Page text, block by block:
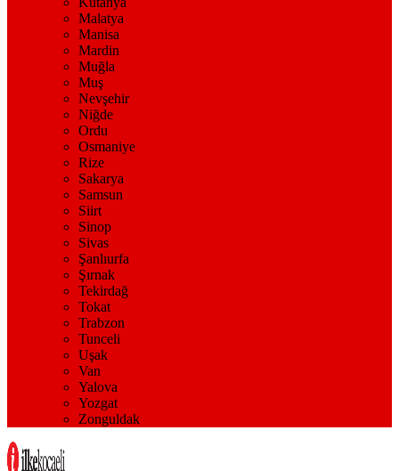
Malatya
Manisa
Mardin
Muğla
Muş
Nevşehir
Niğde
Ordu
Osmaniye
Rize
Sakarya
Samsun
Siirt
Sinop
Sivas
Şanlıurfa
Şırnak
Tekirdağ
Tokat
Trabzon
Tunceli
Uşak
Van
Yalova
Yozgat
Zonguldak